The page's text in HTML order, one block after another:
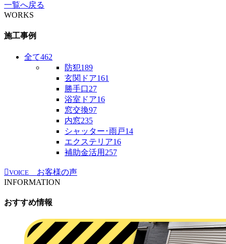
一覧へ戻る
WORKS
施工事例
全て462
防犯189
玄関ドア161
勝手口27
浴室ドア16
窓交換97
内窓235
シャッター･雨戸14
エクステリア16
補助金活用 257
VOICE
お客様の声
INFORMATION
おすすめ情報